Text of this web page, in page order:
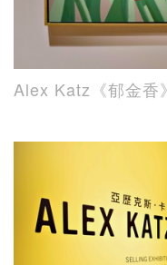
Alex Katz《郁金香